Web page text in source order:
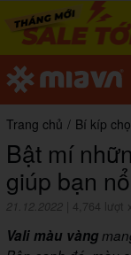
Trang chủ / Bí kíp
Bật mí
giúp bạn
21.12.2022 4,764 lượt
Vali màu vàng